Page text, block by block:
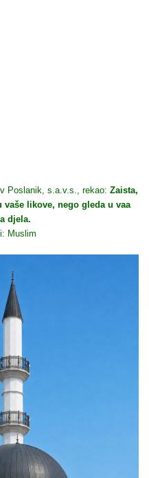
Poslanik, s.a.v.s., rekao: Zaista,
likove, nego gleda u vaa
djela.
Muslim